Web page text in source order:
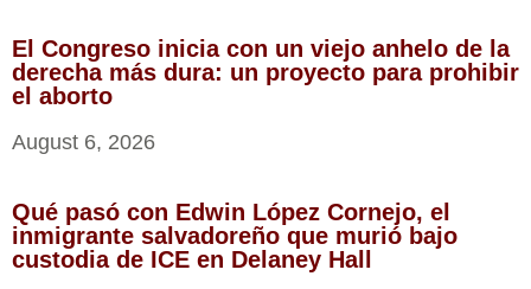
El Congreso inicia con un viejo anhelo de la
derecha más dura: un proyecto para prohibir
el aborto
August 6, 2026
Qué pasó con Edwin López Cornejo, el
inmigrante salvadoreño que murió bajo
custodia de ICE en Delaney Hall